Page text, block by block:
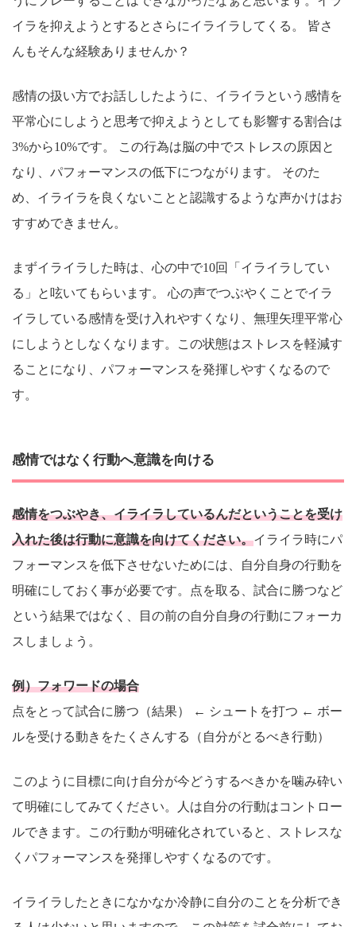
イラを抑えようとするとさらにイライラしてくる。 皆さ
んもそんな経験ありませんか？
感情の扱い方でお話ししたように、イライラという感情を
平常心にしようと思考で抑えようとしても影響する割合は
3%から10%です。 この行為は脳の中でストレスの原因と
なり、パフォーマンスの低下につながります。 そのた
め、イライラを良くないことと認識するような声かけはお
すすめできません。
まずイライラした時は、心の中で10回「イライラしてい
る」と呟いてもらいます。 心の声でつぶやくことでイラ
イラしている感情を受け入れやすくなり、無理矢理平常心
にしようとしなくなります。この状態はストレスを軽減す
ることになり、パフォーマンスを発揮しやすくなるので
す。
感情ではなく行動へ意識を向ける
感情をつぶやき、イライラしているんだということを受け
入れた後は行動に意識を向けてください。イライラ時にパ
フォーマンスを低下させないためには、自分自身の行動を
明確にしておく事が必要です。点を取る、試合に勝つなど
という結果ではなく、目の前の自分自身の行動にフォーカ
スしましょう。
例）フォワードの場合
点をとって試合に勝つ（結果） ← シュートを打つ ← ボー
ルを受ける動きをたくさんする（自分がとるべき行動）
このように目標に向け自分が今どうするべきかを噛み砕い
て明確にしてみてください。人は自分の行動はコントロー
ルできます。この行動が明確化されていると、ストレスな
くパフォーマンスを発揮しやすくなるのです。
イライラしたときになかなか冷静に自分のことを分析でき